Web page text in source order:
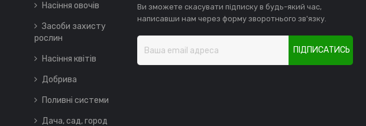
Насіння овочів
Засоби захисту
рослин
Насіння квітів
Добрива
Поливні системи
Дача, сад, город
Ви зможете скасувати підписку в будь-який час,
написавши нам через форму зворотнього зв'язку.
ПІДПИСАТИСЬ